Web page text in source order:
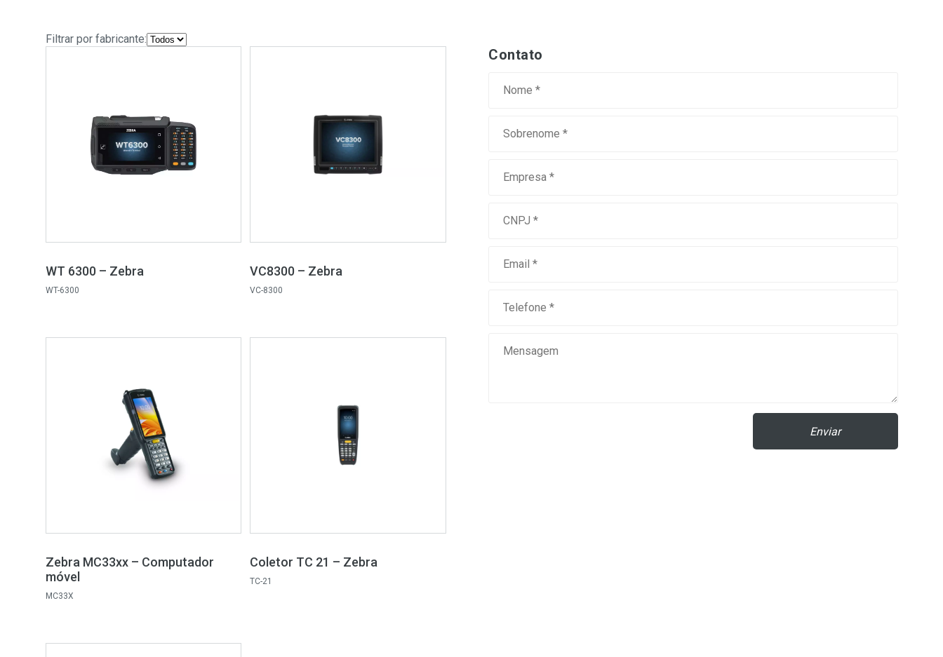
Filtrar por fabricante:
WT 6300 – Zebra
WT-6300
VC8300 – Zebra
VC-8300
Zebra MC33xx – Computador
móvel
MC33X
Coletor TC 21 – Zebra
TC-21
Contato
Enviar